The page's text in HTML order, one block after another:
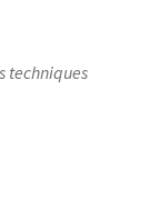
techniques